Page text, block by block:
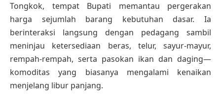
Tongkok, tempat Bupati memantau pergerakan
harga sejumlah barang kebutuhan dasar. Ia
berinteraksi langsung dengan pedagang sambil
meninjau ketersediaan beras, telur, sayur-mayur,
rempah-rempah, serta pasokan ikan dan daging—
komoditas yang biasanya mengalami kenaikan
menjelang libur panjang.